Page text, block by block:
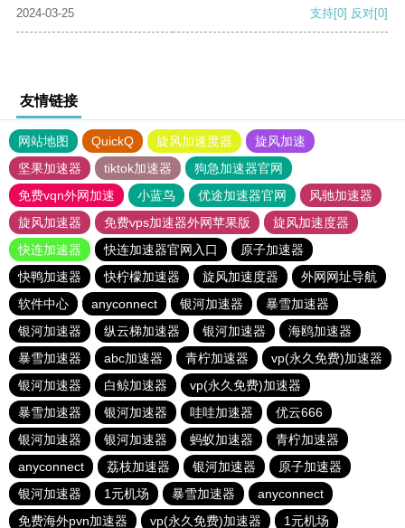
2024-03-25
支持[0] 反对[0]
友情链接
网站地图 QuickQ 旋风加速度器
旋风加速
坚果加速器
tiktok加速器
狗急加速器官网
免费vqn外网加速
小蓝鸟 优途加速器官网
风驰加速器
旋风加速器
免费vps加速器外网苹果版
旋风加速度器
快连加速器
快连加速器官网入口
原子加速器
快鸭加速器
快柠檬加速器 旋风加速度器
外网网址导航
软件中心
anyconnect 银河加速器
暴雪加速器
银河加速器
纵云梯加速器 银河加速器
海鸥加速器
暴雪加速器
abc加速器 青柠加速器
vp(永久免费)加速器
银河加速器
白鲸加速器
vp(永久免费)加速器
暴雪加速器
银河加速器 哇哇加速器
优云666
银河加速器
银河加速器 蚂蚁加速器
青柠加速器
anyconnect
荔枝加速器 银河加速器
原子加速器
银河加速器
1元机场 暴雪加速器
anyconnect
免费海外pvn加速器
vp(永久免费)加速器 1元机场